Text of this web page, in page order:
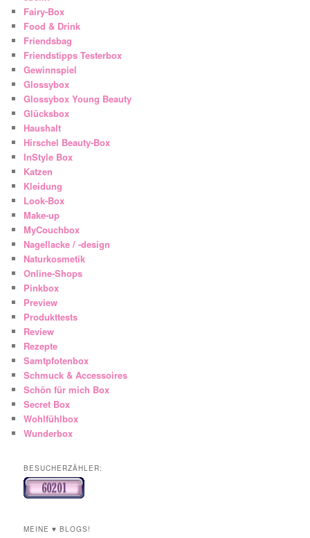
Fairy-Box
Food & Drink
Friendsbag
Friendstipps Testerbox
Gewinnspiel
Glossybox
Glossybox Young Beauty
Glücksbox
Haushalt
Hirschel Beauty-Box
InStyle Box
Katzen
Kleidung
Look-Box
Make-up
MyCouchbox
Nagellacke / -design
Naturkosmetik
Online-Shops
Pinkbox
Preview
Produkttests
Review
Rezepte
Samtpfotenbox
Schmuck & Accessoires
Schön für mich Box
Secret Box
Wohlfühlbox
Wunderbox
BESUCHERZÄHLER:
MEINE ♥ BLOGS!